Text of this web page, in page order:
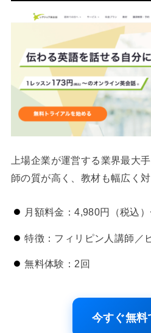
上場企業が運営する業界最大
師の質が高く、教材も幅広く対
月額料金：4,980円（税込）
特徴：フィリピン人講師／
無料体験：2回
今すぐ無料